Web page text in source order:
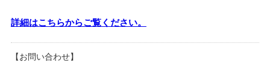
詳細はこちらからご覧ください。
【お問い合わせ】